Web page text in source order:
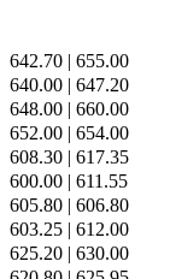
642.70 | 655.00
640.00 | 647.20
648.00 | 660.00
652.00 | 654.00
608.30 | 617.35
600.00 | 611.55
605.80 | 606.80
603.25 | 612.00
625.20 | 630.00